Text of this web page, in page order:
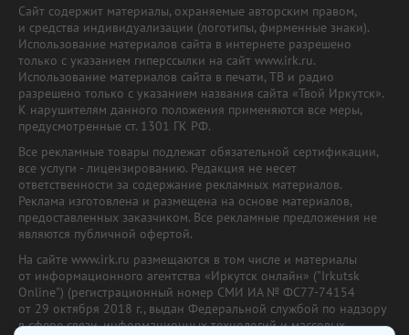
Сайт содержит материалы, охраняемые авторским правом,
и средства индивидуализации (логотипы, фирменные знаки).
Использование материалов сайта в интернете разрешено
только с указанием гиперссылки на сайт www.irk.ru.
Использование материалов сайта в печати, ТВ и радио
разрешено только с указанием названия сайта «Твой Иркутск».
К нарушителям данного положения применяются все меры,
предусмотренные ст. 1301 ГК РФ.
Все рекламные товары подлежат обязательной сертификации,
все услуги - лицензированию. Редакция не несет
ответственности за содержание рекламных материалов.
Реклама изготовлена и размещена на основе материалов,
предоставленных заказчиком. Все рекламные предложения не
являются публичной офертой.
На сайте www.irk.ru размещаются в том числе и материалы
от информационного агентства «Иркутск онлайн» ("Irkutsk
Online") (регистрационный номер СМИ ИА № ФС77-74154
от 29 октября 2018 г., выдан Федеральной службой по надзору
в сфере связи, информационных технологий и массовых